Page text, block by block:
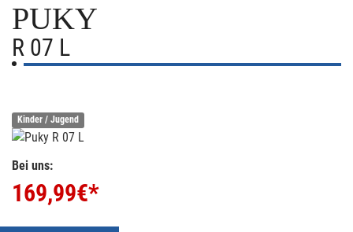
PUKY
R 07 L
Kinder / Jugend
Bei uns:
169,99€*